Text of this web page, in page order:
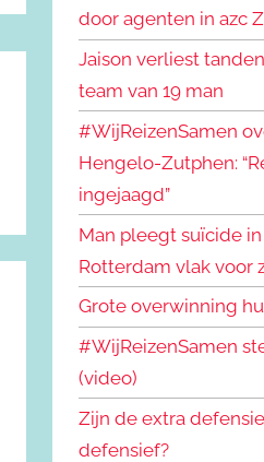
door agenten in azc
Jaison verliest
team van 19 man
#WijReizenSamen
Hengelo-Zutphen:
ingejaagd”
Man pleegt suïcide
Rotterdam vlak voor
Grote overwinning
#WijReizenSamen
(video)
Zijn de extra
defensief?